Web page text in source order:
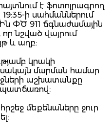
է ֆոտոլրագրող
ի սահմաններում
ՓԾ 911 ճգնաժամային
նշված վայրում
և աղբ:
կրակի
մարման համար
աշխատանքը
պատճառով:
մեքենաները ջուր